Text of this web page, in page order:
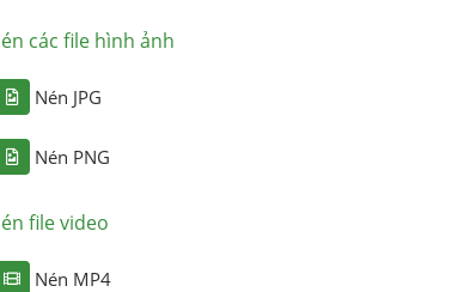
các file hình ảnh
Nén JPG
Nén PNG
file video
Nén MP4